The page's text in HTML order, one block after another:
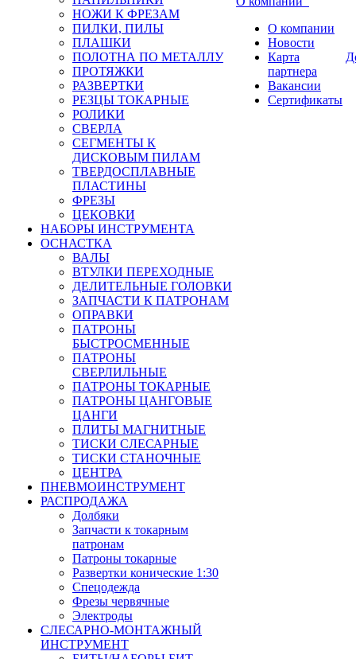
НОЖИ К ФРЕЗАМ
ПИЛКИ, ПИЛЫ
ПЛАШКИ
ПОЛОТНА ПО МЕТАЛЛУ
ПРОТЯЖКИ
РАЗВЕРТКИ
РЕЗЦЫ ТОКАРНЫЕ
РОЛИКИ
СВЕРЛА
СЕГМЕНТЫ К
ДИСКОВЫМ ПИЛАМ
ТВЕРДОСПЛАВНЫЕ
ПЛАСТИНЫ
ФРЕЗЫ
ЦЕКОВКИ
НАБОРЫ ИНСТРУМЕНТА
ОСНАСТКА
ВАЛЫ
ВТУЛКИ ПЕРЕХОДНЫЕ
ДЕЛИТЕЛЬНЫЕ ГОЛОВКИ
ЗАПЧАСТИ К ПАТРОНАМ
ОПРАВКИ
ПАТРОНЫ
БЫСТРОСМЕННЫЕ
ПАТРОНЫ
СВЕРЛИЛЬНЫЕ
ПАТРОНЫ ТОКАРНЫЕ
ПАТРОНЫ ЦАНГОВЫЕ
ЦАНГИ
ПЛИТЫ МАГНИТНЫЕ
ТИСКИ СЛЕСАРНЫЕ
ТИСКИ СТАНОЧНЫЕ
ЦЕНТРА
ПНЕВМОИНСТРУМЕНТ
РАСПРОДАЖА
Долбяки
Запчасти к токарным
патронам
Патроны токарные
Развертки конические 1:30
Спецодежда
Фрезы червячные
Электроды
СЛЕСАРНО-МОНТАЖНЫЙ
ИНСТРУМЕНТ
О компании
Новости
Карта
партнера
Вакансии
Сертификаты